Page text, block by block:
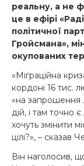
реальну, а не
це в ефірі
політичної
Гройсмана»,
окупованих
«Міграційна
кордоні 16 тис.
«на запрошення
дій, і там точно
хочуть змінити
цілі?», – сказав
Він наголосив,